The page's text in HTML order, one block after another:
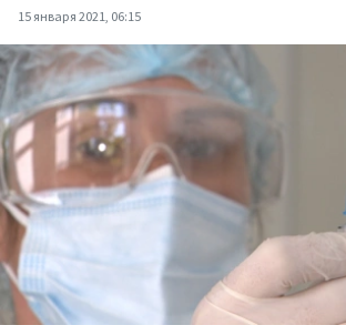
15 января 2021, 06:15